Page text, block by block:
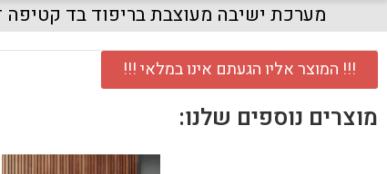
מערכת ישיבה מעוצבת בריפוד בד קטיפה
!!! המוצר אליו הגעתם אינו במלאי !!!
מוצרים נוספים שלנו: